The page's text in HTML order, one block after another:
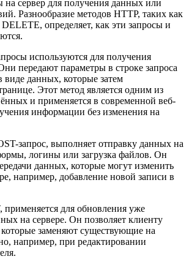
на сервер для получения данных или
Разнообразие методов HTTP, таких как
определяет, как эти запросы и
используются для получения
передают параметры в строке запроса
виде данных, которые затем
Этот метод является одним из
и применяется в современной веб-
информации без изменения на
запрос, выполняет отправку данных на
логины или загрузка файлов. Он
данных, которые могут изменить
например, добавление новой записи в
применяется для обновления уже
на сервере. Он позволяет клиенту
заменяют существующие на
например, при редактировании